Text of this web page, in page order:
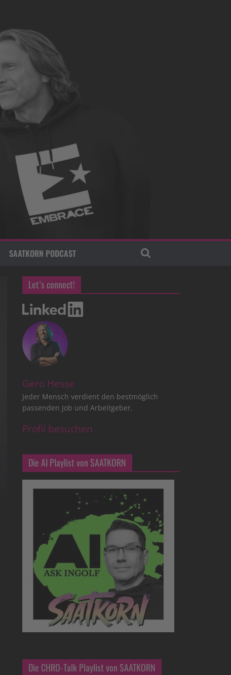
SAATKORN PODCAST
Let’s connect!
Gero Hesse
Jeder Mensch verdient den bestmöglich
passenden Job und Arbeitgeber.
Profil besuchen
Die AI Playlist von SAATKORN
Die CHRO-Talk Playlist von SAATKORN